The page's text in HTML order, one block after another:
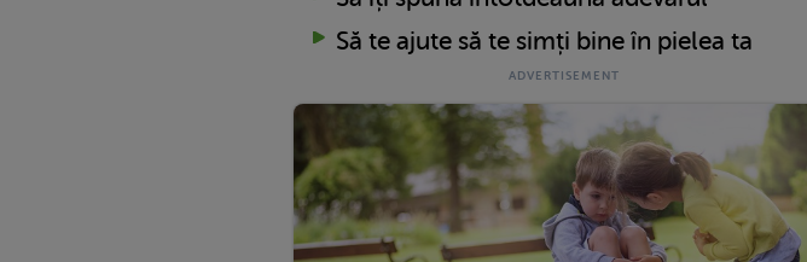
Să te ajute să te simți bine în pielea ta